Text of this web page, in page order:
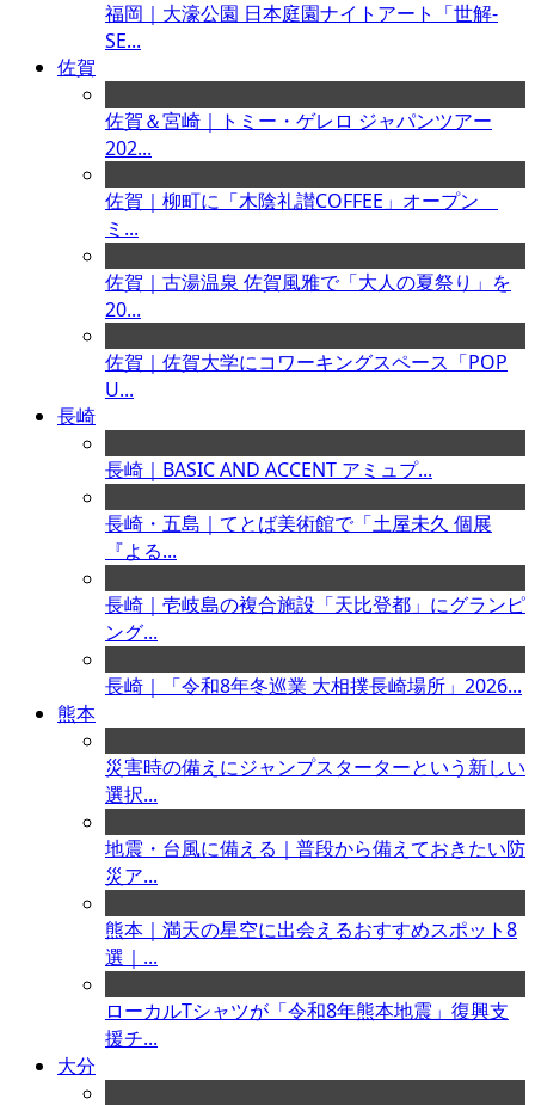
福岡｜大濠公園 日本庭園ナイトアート「世解-
SE...
佐賀
佐賀＆宮崎｜トミー・ゲレロ ジャパンツアー
202...
佐賀｜柳町に「木陰礼讃COFFEE」オープン
ミ...
佐賀｜古湯温泉 佐賀風雅で「大人の夏祭り」を
20...
佐賀｜佐賀大学にコワーキングスペース「POP
U...
長崎
長崎｜BASIC AND ACCENT アミュプ...
長崎・五島｜てとば美術館で「土屋未久 個展
『よる...
長崎｜壱岐島の複合施設「天比登都」にグランピ
ング...
長崎｜「令和8年冬巡業 大相撲長崎場所」2026...
熊本
災害時の備えにジャンプスターターという新しい
選択...
地震・台風に備える｜普段から備えておきたい防
災ア...
熊本｜満天の星空に出会えるおすすめスポット8
選｜...
ローカルTシャツが「令和8年熊本地震」復興支
援チ...
大分